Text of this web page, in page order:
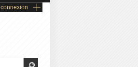
connexion